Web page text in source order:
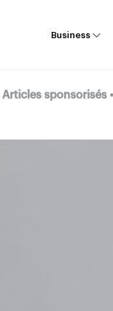
Business
Articles sponsorisés